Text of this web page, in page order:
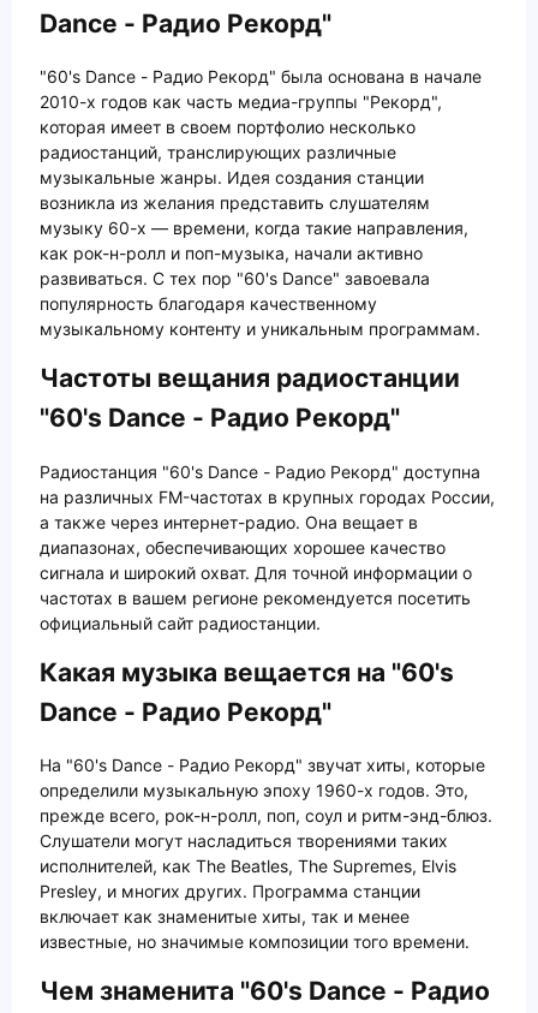
Dance - Радио Рекорд"
"60's Dance - Радио Рекорд" была основана в начале
2010-х годов как часть медиа-группы "Рекорд",
которая имеет в своем портфолио несколько
радиостанций, транслирующих различные
музыкальные жанры. Идея создания станции
возникла из желания представить слушателям
музыку 60-х — времени, когда такие направления,
как рок-н-ролл и поп-музыка, начали активно
развиваться. С тех пор "60's Dance" завоевала
популярность благодаря качественному
музыкальному контенту и уникальным программам.
Частоты вещания радиостанции
"60's Dance - Радио Рекорд"
Радиостанция "60's Dance - Радио Рекорд" доступна
на различных FM-частотах в крупных городах России,
а также через интернет-радио. Она вещает в
диапазонах, обеспечивающих хорошее качество
сигнала и широкий охват. Для точной информации о
частотах в вашем регионе рекомендуется посетить
официальный сайт радиостанции.
Какая музыка вещается на "60's
Dance - Радио Рекорд"
На "60's Dance - Радио Рекорд" звучат хиты, которые
определили музыкальную эпоху 1960-х годов. Это,
прежде всего, рок-н-ролл, поп, соул и ритм-энд-блюз.
Слушатели могут насладиться творениями таких
исполнителей, как The Beatles, The Supremes, Elvis
Presley, и многих других. Программа станции
включает как знаменитые хиты, так и менее
известные, но значимые композиции того времени.
Чем знаменита "60's Dance - Радио